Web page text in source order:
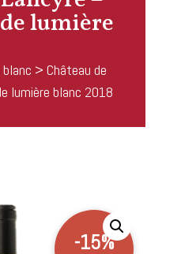
lumière
blanc > Château de
lumière blanc 2018
-15%